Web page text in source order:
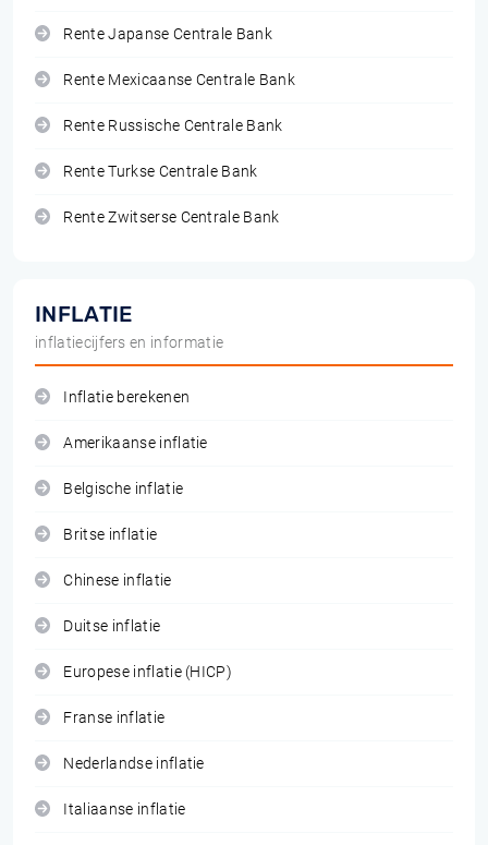
Rente Japanse Centrale Bank
Rente Mexicaanse Centrale Bank
Rente Russische Centrale Bank
Rente Turkse Centrale Bank
Rente Zwitserse Centrale Bank
INFLATIE
inflatiecijfers en informatie
Inflatie berekenen
Amerikaanse inflatie
Belgische inflatie
Britse inflatie
Chinese inflatie
Duitse inflatie
Europese inflatie (HICP)
Franse inflatie
Nederlandse inflatie
Italiaanse inflatie